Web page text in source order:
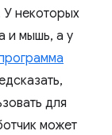
некоторых
и мышь, а у
для
может